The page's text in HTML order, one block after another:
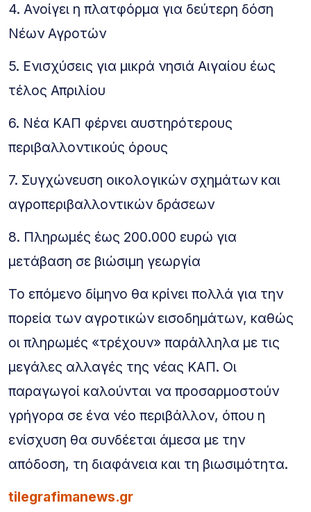
4. Ανοίγει η πλατφόρμα για δεύτερη δόση
Νέων Αγροτών
5. Ενισχύσεις για μικρά νησιά Αιγαίου έως
τέλος Απριλίου
6. Νέα ΚΑΠ φέρνει αυστηρότερους
περιβαλλοντικούς όρους
7. Συγχώνευση οικολογικών σχημάτων και
αγροπεριβαλλοντικών δράσεων
8. Πληρωμές έως 200.000 ευρώ για
μετάβαση σε βιώσιμη γεωργία
Το επόμενο δίμηνο θα κρίνει πολλά για την
πορεία των αγροτικών εισοδημάτων, καθώς
οι πληρωμές «τρέχουν» παράλληλα με τις
μεγάλες αλλαγές της νέας ΚΑΠ. Οι
παραγωγοί καλούνται να προσαρμοστούν
γρήγορα σε ένα νέο περιβάλλον, όπου η
ενίσχυση θα συνδέεται άμεσα με την
απόδοση, τη διαφάνεια και τη βιωσιμότητα.
tilegrafimanews.gr